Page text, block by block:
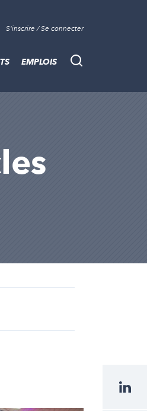
S'inscrire / Se connecter
Recherche
EMPLOIS